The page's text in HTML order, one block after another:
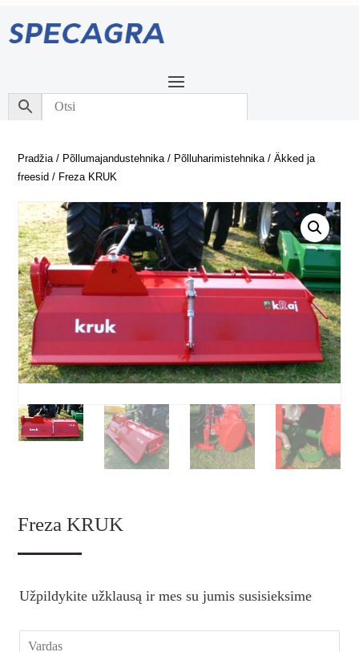
Pradžia/ Põllumajandustehnika/ Põlluharimistehnika/Äkked ja
freesid / Freza KRUK
Freza KRUK
Užpildykite užklausą ir mes su jumis susisieksime